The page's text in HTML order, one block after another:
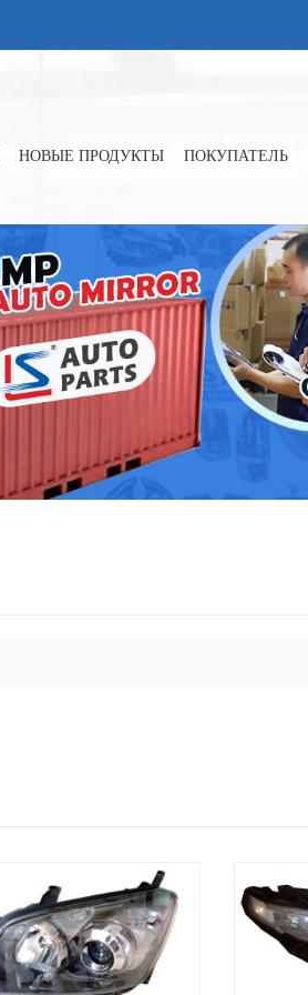
НОВЫЕ ПРОДУКТЫ ПОКУПАТЕЛЬ